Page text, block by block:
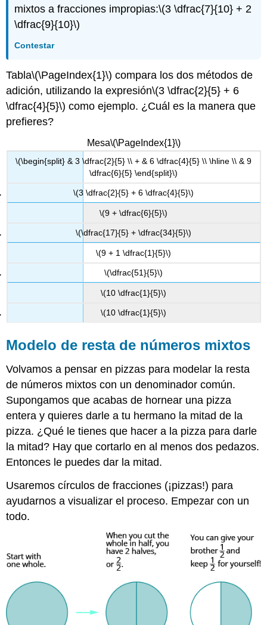
mixtos a fracciones impropias:\(3 \dfrac{7}{10} + 2
\dfrac{9}{10}\)
Contestar
Tabla\(\PageIndex{1}\) compara los dos métodos de
adición, utilizando la expresión\(3 \dfrac{2}{5} + 6
\dfrac{4}{5}\) como ejemplo. ¿Cuál es la manera que
prefieres?
Mesa\(\PageIndex{1}\)
\(\begin{split} & 3 \dfrac{2}{5} \\ + & 6 \dfrac{4}{5} \\ \hline \\ & 9
\dfrac{6}{5} \end{split}\)
\(3 \dfrac{2}{5} + 6 \dfrac{4}{5}\)
\(9 + \dfrac{6}{5}\)
\(\dfrac{17}{5} + \dfrac{34}{5}\)
\(9 + 1 \dfrac{1}{5}\)
\(\dfrac{51}{5}\)
\(10 \dfrac{1}{5}\)
\(10 \dfrac{1}{5}\)
Modelo de resta de números mixtos
Volvamos a pensar en pizzas para modelar la resta
de números mixtos con un denominador común.
Supongamos que acabas de hornear una pizza
entera y quieres darle a tu hermano la mitad de la
pizza. ¿Qué le tienes que hacer a la pizza para darle
la mitad? Hay que cortarlo en al menos dos pedazos.
Entonces le puedes dar la mitad.
Usaremos círculos de fracciones (¡pizzas!) para
ayudarnos a visualizar el proceso. Empezar con un
todo.